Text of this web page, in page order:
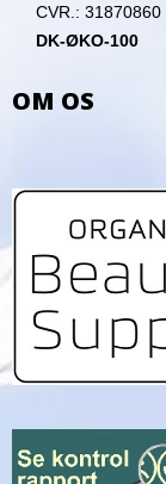
CVR.: 31870860
DK-ØKO-100
OM OS